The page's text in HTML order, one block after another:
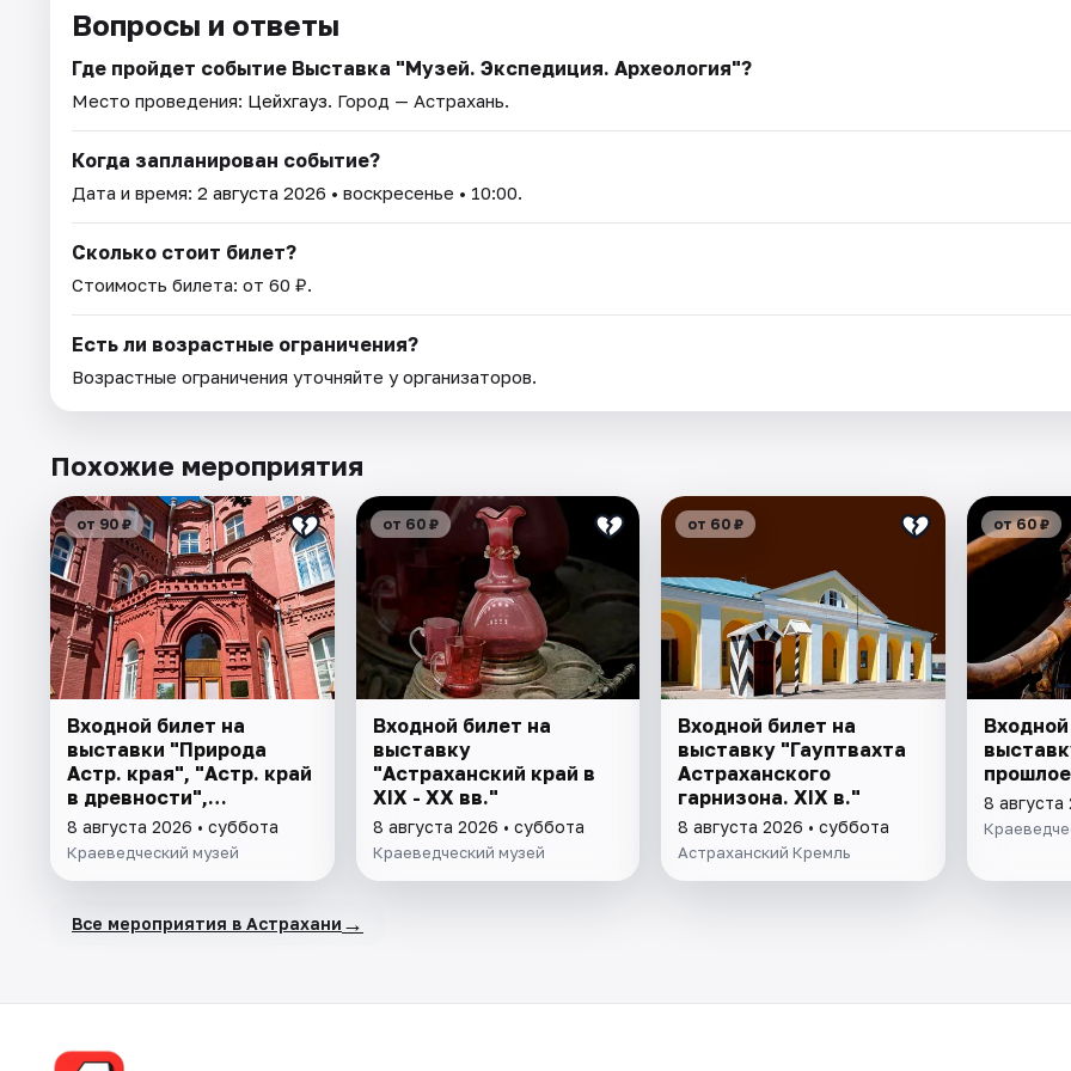
Вопросы и ответы
Где пройдет событие Выставка "Музей. Экспедиция. Археология"?
Место проведения: Цейхгауз. Город — Астрахань.
Когда запланирован событие?
Дата и время: 2 августа 2026 • воскресенье • 10:00.
Сколько стоит билет?
Стоимость билета: от 60 ₽.
Есть ли возрастные ограничения?
Возрастные ограничения уточняйте у организаторов.
Похожие мероприятия
от 90 ₽
Входной билет на
выставки "Природа
Астр. края", "Астр. край
в древности",
"Заселение Астр. края"
8 августа 2026 • суббота
Краеведческий музей
от 60 ₽
Входной билет на
выставку
"Астраханский край в
XIX - XX вв."
8 августа 2026 • суббота
Краеведческий музей
от 60 ₽
Входной билет на
выставку "Гауптвахта
Астраханского
гарнизона. XIX в."
8 августа 2026 • суббота
Астраханский Кремль
от 60 ₽
8 августа
Все мероприятия в Астрахани →